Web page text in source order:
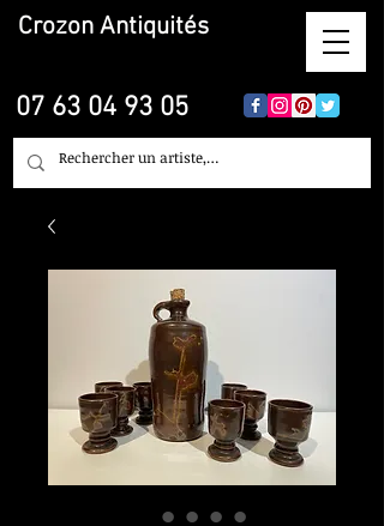
Crozon Antiquités
07 63 04 93 05